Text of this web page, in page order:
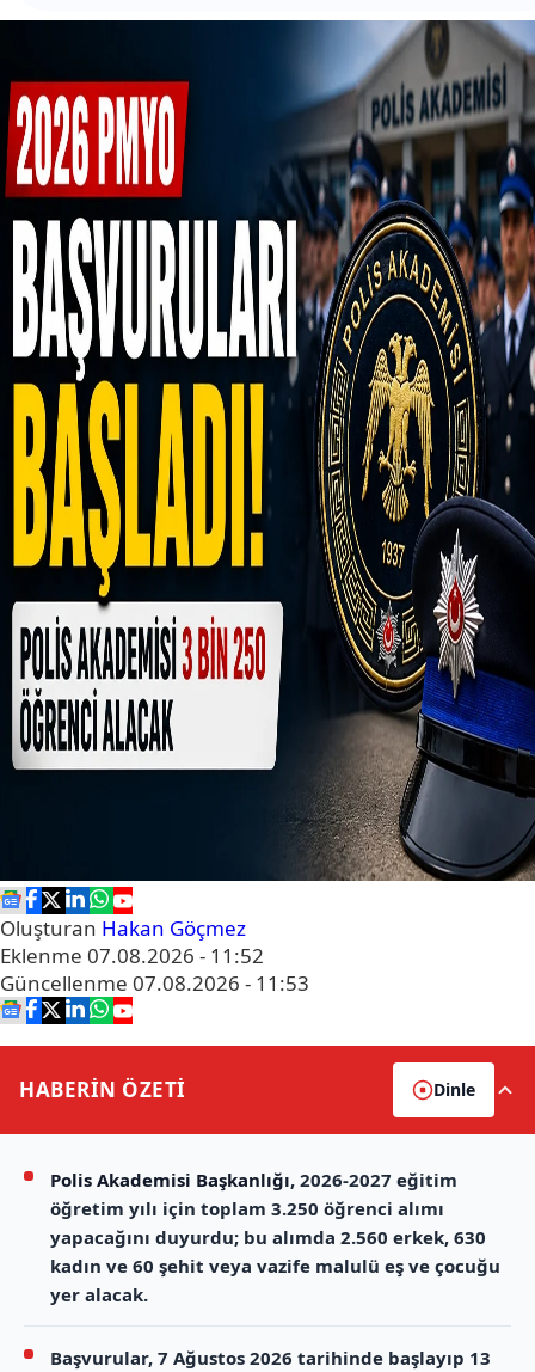
Oluşturan Hakan Göçmez
Eklenme 07.08.2026 - 11:52
Güncellenme 07.08.2026 - 11:53
HABERİN ÖZETİ Dinle
Polis Akademisi Başkanlığı, 2026-2027 eğitim
öğretim yılı için toplam 3.250 öğrenci alımı
yapacağını duyurdu; bu alımda 2.560 erkek, 630
kadın ve 60 şehit veya vazife malulü eş ve çocuğu
yer alacak.
Başvurular, 7 Ağustos 2026 tarihinde başlayıp 13